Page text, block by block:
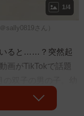
1/4
sally0819さん）
ると……？突然起
画がTikTokで話題
すべてが可愛すぎ
w」と反響が寄せら